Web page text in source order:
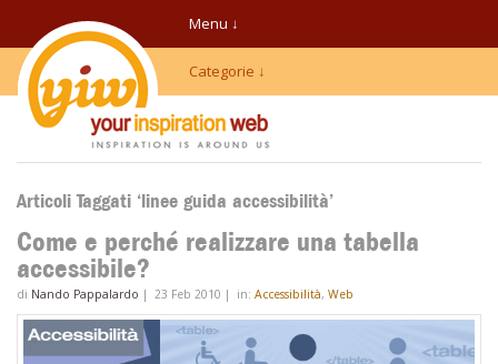
Menu ↓
Categorie ↓
Articoli Taggati ‘linee guida accessibilità’
Come e perché realizzare una tabella
accessibile?
di Nando Pappalardo | 23 Feb 2010 | in: Accessibilità, Web